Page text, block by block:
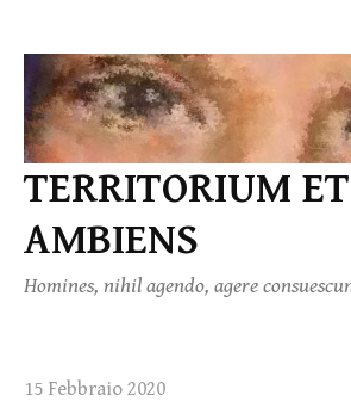
Skip
to
content
TERRITORIUM ET
AMBIENS
Homines, nihil agendo, agere
15 Febbraio 2020